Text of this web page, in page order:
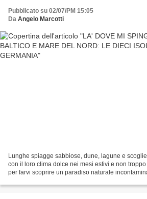
Pubblicato su 02/07/PM 15:05
Da Angelo Marcotti
Lunghe spiagge sabbiose, dune, lagune e
con il loro clima dolce nei mesi estivi e non
per farvi scoprire un paradiso naturale